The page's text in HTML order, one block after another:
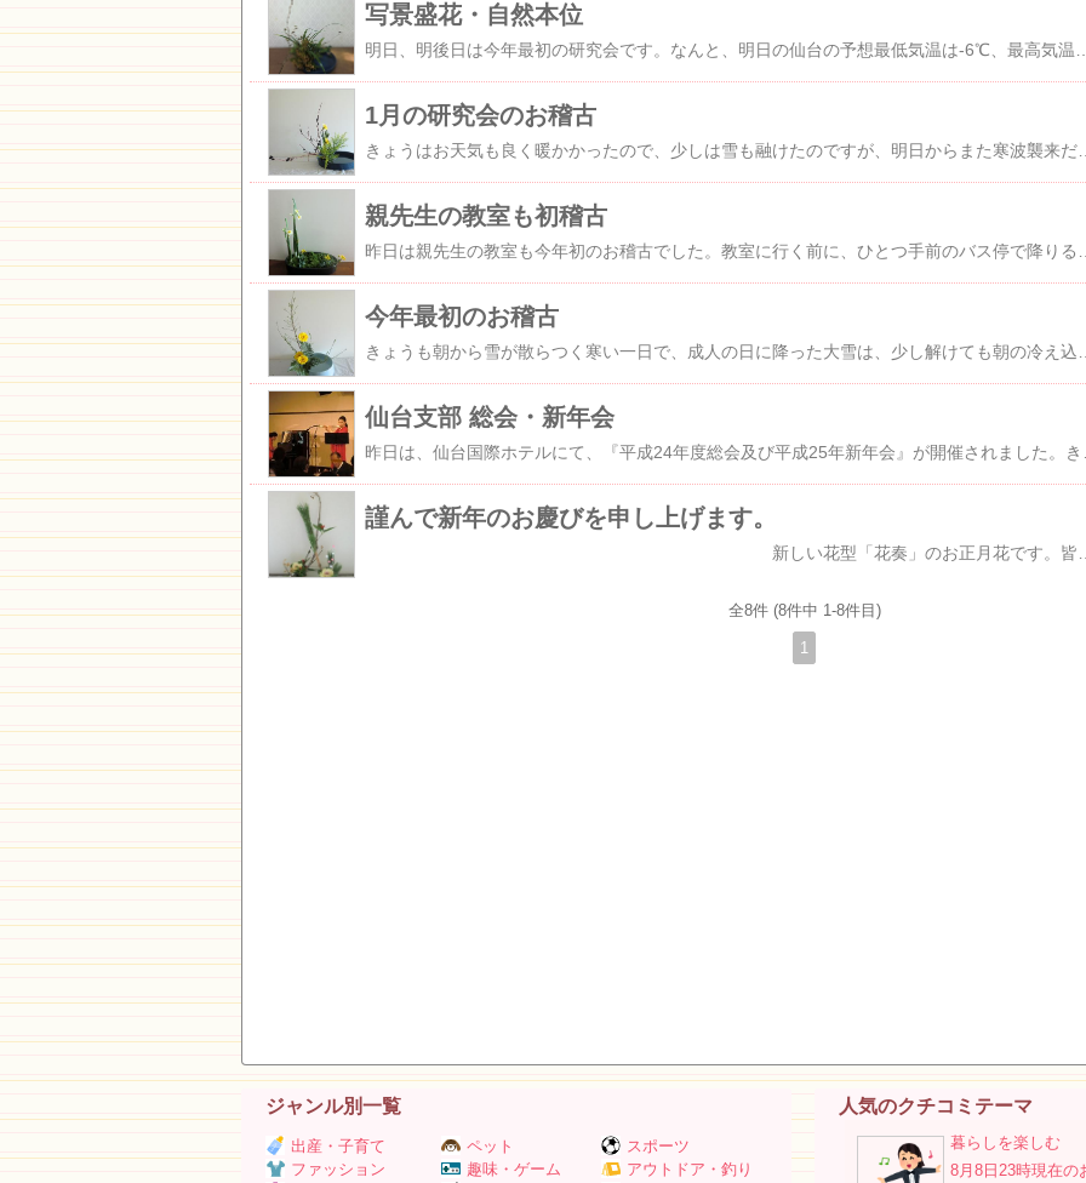
写景盛花・自然本位
1月の研究会のお稽古
きょうはお天気も良く暖かかったので、少しは雪も融けたのですが、明日からまた寒波襲来だそうです土曜日の朝の予想気温が低く、研究会で早い出勤になるので、駅までの坂道が滑りそうで今から心配していますと言うわけで、週末は1月の研究会です。今月は盛花です。2級の課題は黒芽柳、ラッパ水仙2、ソリダコ3「色彩盛花・花型自由」 Ｅさんは傾斜型で…。3級の課題は桜、金魚草2、雁足3「色彩盛花・直立型」 雁足の扱いに苦労していたお二人でした本科の課題はチューリップ2、スイートピー3、霞草少々「花意匠・たてるかたち」 可愛い取り合わせ、こども教室にもいいかもこっちも見てね 「おばさんのつぶやき」 ブログランキングに参加しています。 今年もポチっとお願いします
親先生の教室も初稽古
今年最初のお稽古
仙台支部 総会・新年会
謹んで新年のお慶びを申し上げます。
全8件 (8件中 1-8件目)
1
ジャンル別一覧
出産・子育て
ファッション
ペット
趣味・ゲーム
スポーツ
アウトドア・釣り
人気のクチコミテーマ
暮らしを楽しむ
8月8日23時現在